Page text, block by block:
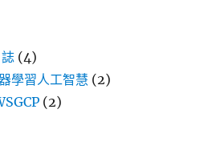
(4)
學習人工智慧 (2)
(2)